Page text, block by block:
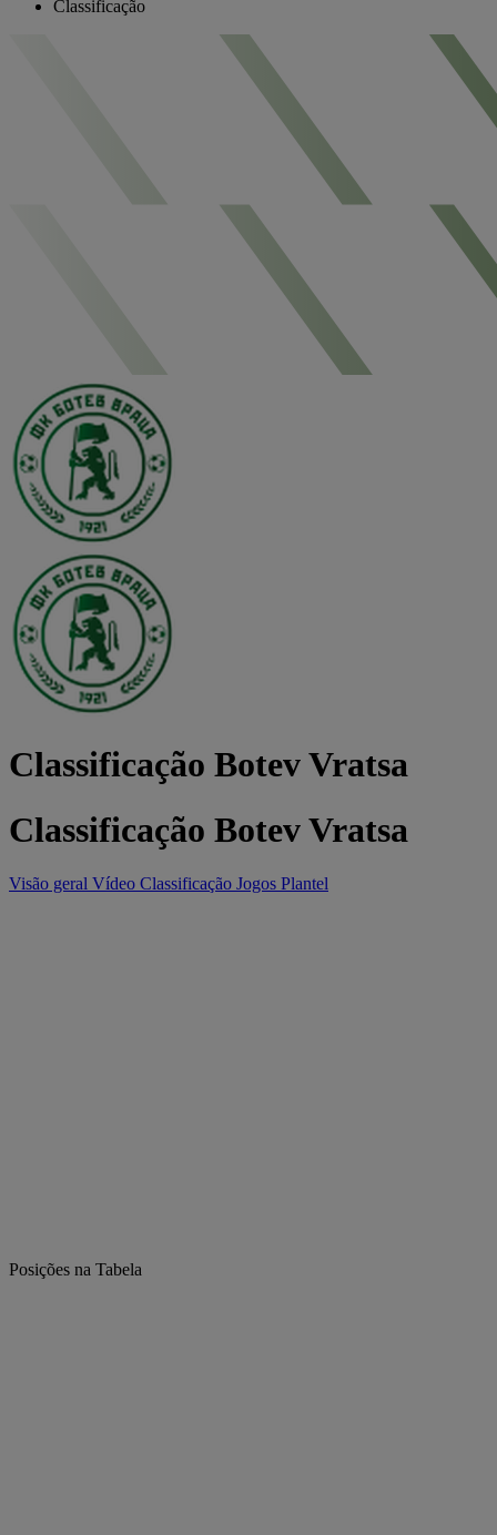
Classificação
Classificação Botev Vratsa
Classificação Botev Vratsa
Visão geral Vídeo Classificação Jogos Plantel
Posições na Tabela